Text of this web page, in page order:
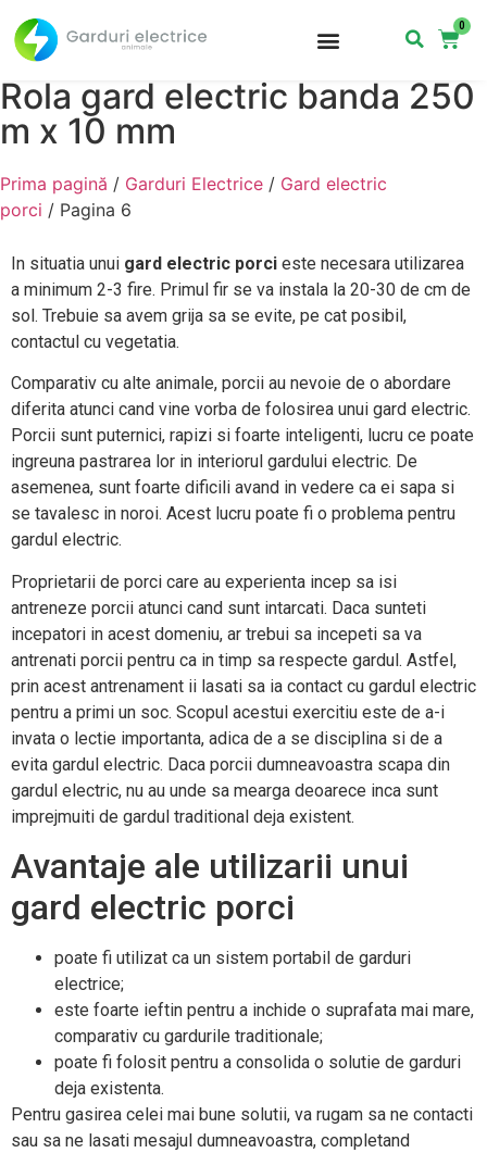
0
Rola gard electric banda 250
m x 10 mm
Prima pagină / Garduri Electrice / Gard electric
porci / Pagina 6
In situatia unui gard electric porci este necesara utilizarea
a minimum 2-3 fire. Primul fir se va instala la 20-30 de cm de
sol. Trebuie sa avem grija sa se evite, pe cat posibil,
contactul cu vegetatia.
Comparativ cu alte animale, porcii au nevoie de o abordare
diferita atunci cand vine vorba de folosirea unui gard electric.
Porcii sunt puternici, rapizi si foarte inteligenti, lucru ce poate
ingreuna pastrarea lor in interiorul gardului electric. De
asemenea, sunt foarte dificili avand in vedere ca ei sapa si
se tavalesc in noroi. Acest lucru poate fi o problema pentru
gardul electric.
Proprietarii de porci care au experienta incep sa isi
antreneze porcii atunci cand sunt intarcati. Daca sunteti
incepatori in acest domeniu, ar trebui sa incepeti sa va
antrenati porcii pentru ca in timp sa respecte gardul. Astfel,
prin acest antrenament ii lasati sa ia contact cu gardul electric
pentru a primi un soc. Scopul acestui exercitiu este de a-i
invata o lectie importanta, adica de a se disciplina si de a
evita gardul electric. Daca porcii dumneavoastra scapa din
gardul electric, nu au unde sa mearga deoarece inca sunt
imprejmuiti de gardul traditional deja existent.
Avantaje ale utilizarii unui
gard electric porci
poate fi utilizat ca un sistem portabil de garduri
electrice;
este foarte ieftin pentru a inchide o suprafata mai mare,
comparativ cu gardurile traditionale;
poate fi folosit pentru a consolida o solutie de garduri
deja existenta.
Pentru gasirea celei mai bune solutii, va rugam sa ne contacti
sau sa ne lasati mesajul dumneavoastra, completand